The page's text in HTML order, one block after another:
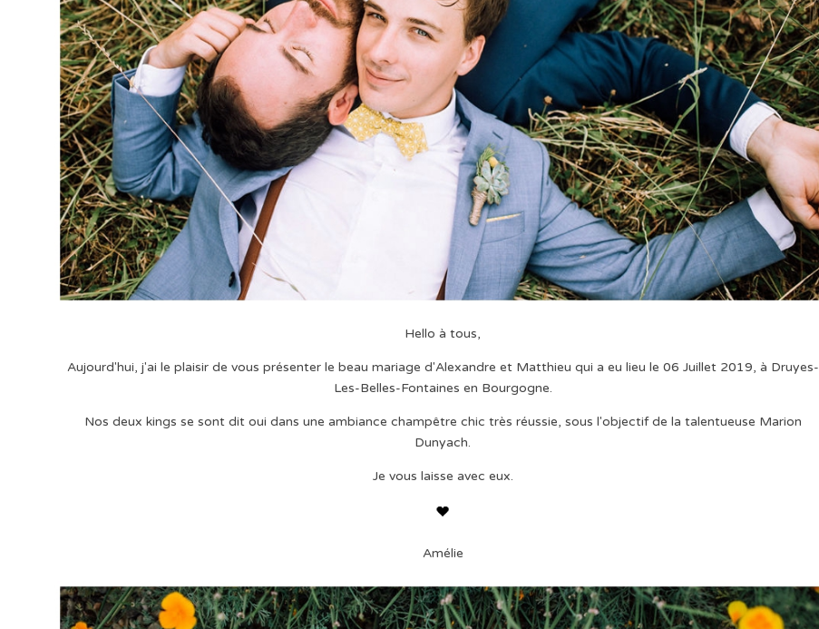
Hello à tous,
Aujourd'hui, j'ai le plaisir de vous présenter le beau mariage d'Alexandre et Matthieu qui a eu lieu le 06 Juillet 2019, à Druyes-
Les-Belles-Fontaines en Bourgogne.
Nos deux kings se sont dit oui dans une ambiance champêtre chic très réussie, sous l'objectif de la talentueuse Marion
Dunyach.
Je vous laisse avec eux.
Amélie